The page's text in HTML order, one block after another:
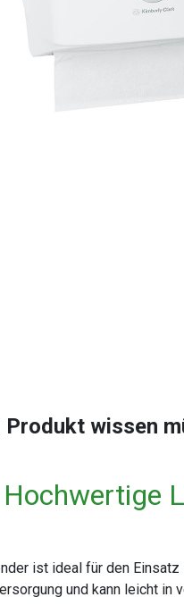
wissen
ist ideal für den
und kann leicht in